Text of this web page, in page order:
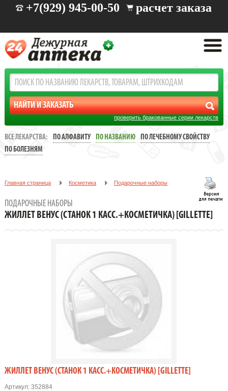
+7(929) 945-00-50 расчет заказа
проверить бракованные серии лекарств
ВСЕ ЛЕКАРСТВА: ПО АЛФАВИТУ ПО НАЗВАНИЮ
ПО ЛЕЧЕБНОМУ СВОЙСТВУ
ПО БОЛЕЗНЯМ
Главная страница Косметика Подарочные наборы
ПОДАРОЧНЫЕ НАБОРЫ
ЖИЛЛЕТ ВЕНУС (СТАНОК 1 КАСС.+КОСМЕТИЧКА) [GILLETTE]
ЖИЛЛЕТ ВЕНУС (СТАНОК 1 КАСС.+КОСМЕТИЧКА) [GILLETTE]
Артикул:352884